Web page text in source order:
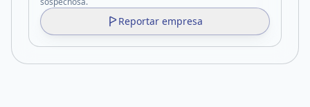
Reportar empresa